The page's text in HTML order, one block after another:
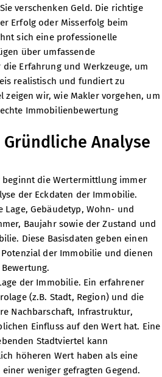
verschenken Geld. Die richtige
Erfolg oder Misserfolg beim
sich eine professionelle
über umfassende
Erfahrung und Werkzeuge, um
realistisch und fundiert zu
zeigen wir, wie Makler vorgehen, um
Immobilienbewertung
Gründliche Analyse
die Wertermittlung immer
der Eckdaten der Immobilie.
Lage, Gebäudetyp, Wohn- und
Baujahr sowie der Zustand und
Diese Basisdaten geben einen
der Immobilie und dienen
der Immobilie. Ein erfahrener
(z.B. Stadt, Region) und die
Nachbarschaft, Infrastruktur,
Einfluss auf den Wert hat. Eine
Stadtviertel kann
höheren Wert haben als eine
weniger gefragten Gegend.